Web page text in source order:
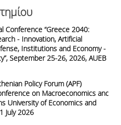
Conference “Greece 2040:
- Innovation, Artificial
Institutions and Economy -
September 25-26, 2026, AUEB
Policy Forum (APF)
on Macroeconomics and
University of Economics and
July 2026